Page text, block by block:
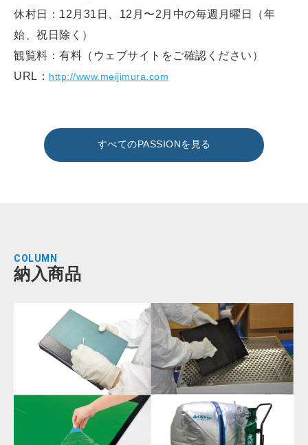
休村日：12月31日、12月〜2月中の毎週月曜日（年
始、祝日除く）
観覧料：有料（ウェブサイトをご確認ください）
URL： http://www.meijimura.com
すべてのPASSIONを見る
COLUMN
納入商品